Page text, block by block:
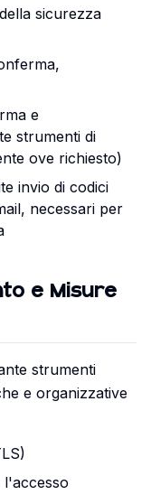
sicurezza
e
strumenti di
ove richiesto)
invio di codici
necessari per
e Misure
strumenti
e organizzative